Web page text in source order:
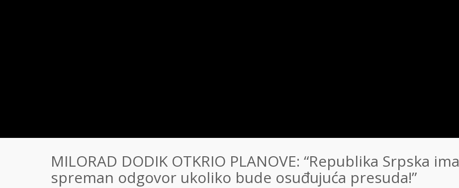
MILORAD DODIK OTKRIO PLANOVE: “Republika Srpska ima
spreman odgovor ukoliko bude osuđujuća presuda!”